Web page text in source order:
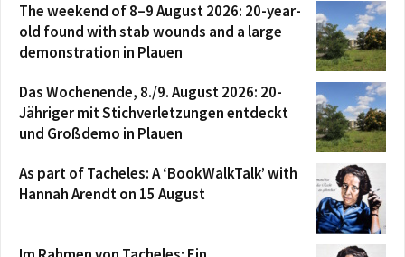
The weekend of 8–9 August 2026: 20-year-
old found with stab wounds and a large
demonstration in Plauen
Das Wochenende, 8./9. August 2026: 20-
Jähriger mit Stichverletzungen entdeckt
und Großdemo in Plauen
As part of Tacheles: A ‘BookWalkTalk’ with
Hannah Arendt on 15 August